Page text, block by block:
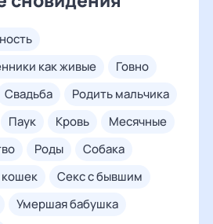
как живые
говно
свадьба
родить мальчика
паук кровь
месячные
роды
собака
кошек
секс с бывшим
умершая бабушка